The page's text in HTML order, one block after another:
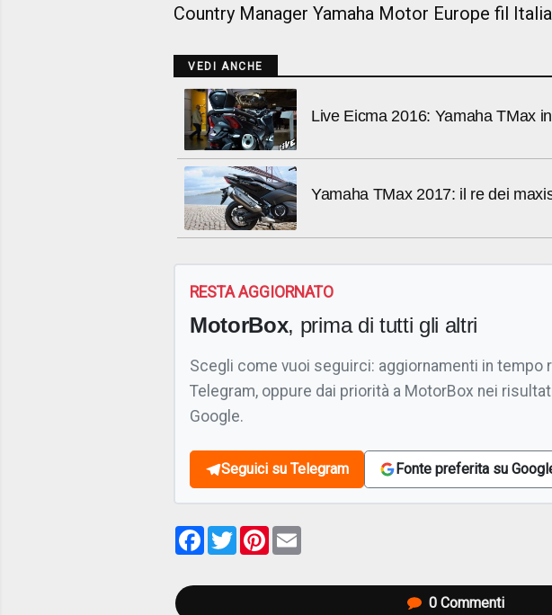
Country Manager Yamaha Motor Europe fil
VEDI ANCHE
Live Eicma 2016: Yamaha TMax
Yamaha TMax 2017: il re dei
RESTA AGGIORNATO
MotorBox, prima di tutti gli altri
Scegli come vuoi seguirci: aggiornamenti in tempo
Telegram, oppure dai priorità a MotorBox nei
Google.
Seguici su Telegram Fonte preferita su
Facebook
TwitterPinterest
0 Commenti